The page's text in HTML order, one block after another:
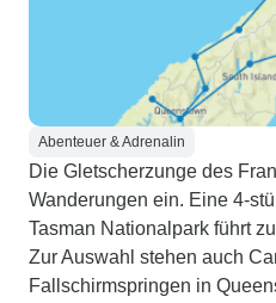
Abenteuer & Adrenalin
Die Gletscherzunge des
Wanderungen ein. Eine 4-
Tasman Nationalpark führt
Zur Auswahl stehen auch
Fallschirmspringen in